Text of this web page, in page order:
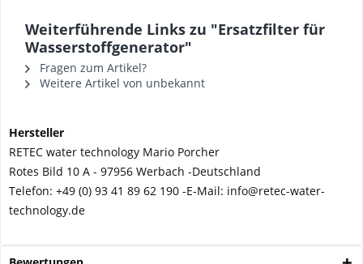
Weiterführende Links zu "Ersatzfilter für
Wasserstoffgenerator"
Fragen zum Artikel?
Weitere Artikel von unbekannt
Hersteller
RETEC water technology Mario Porcher
Rotes Bild 10 A - 97956 Werbach -Deutschland
Telefon: +49 (0) 93 41 89 62 190 -E-Mail: info@retec-water-
technology.de